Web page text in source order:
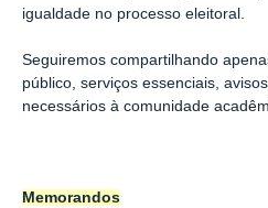
igualdade no processo eleitoral.
Seguiremos compartilhando
público, serviços essenciais,
necessários à comunidade
Memorandos